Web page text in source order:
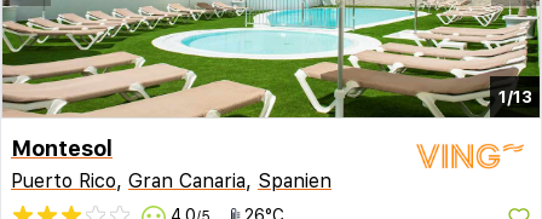
1/13
Montesol
Puerto Rico, Gran Canaria, Spanien